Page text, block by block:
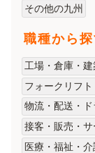
その他の九州
職種から探
工場・倉庫・
フォークリフ
物流・配送・ド
接客・販売・サ
医療・福祉・